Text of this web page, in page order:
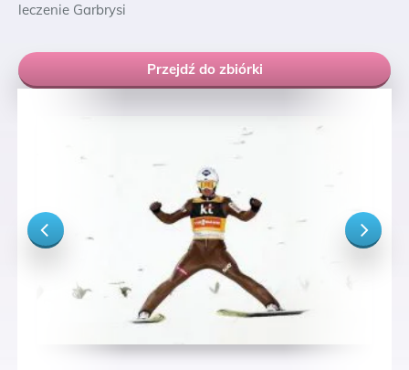
leczenie Garbrysi
Przejdź do zbiórki